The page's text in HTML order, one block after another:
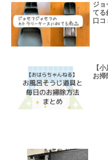
ジョ
てる
口コ
【
お掃